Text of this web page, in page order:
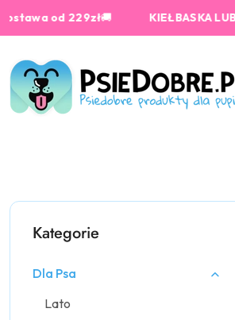
Przejdź do treści głównej
Przejdź do wyszukiwarki
Przejdź do moje konto
Przejdź do menu głównego
Przejdź do stopki
229zł🚚KIEŁBASKA LUB
Kategorie
Dla Psa
Lato